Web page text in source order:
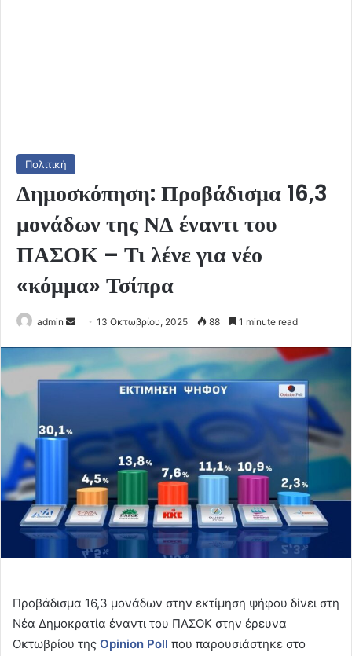
Πολιτική
Δημοσκόπηση: Προβάδισμα 16,3
μονάδων της ΝΔ έναντι του
ΠΑΣΟΚ – Τι λένε για νέο
«κόμμα» Τσίπρα
admin
Send13 Οκτωβρίου, 2025 88 1 minute read
Προβάδισμα 16,3 μονάδων στην εκτίμηση ψήφου δίνει στη
Νέα Δημοκρατία έναντι του ΠΑΣΟΚ στην έρευνα
Οκτωβρίου της Opinion Poll που παρουσιάστηκε στο